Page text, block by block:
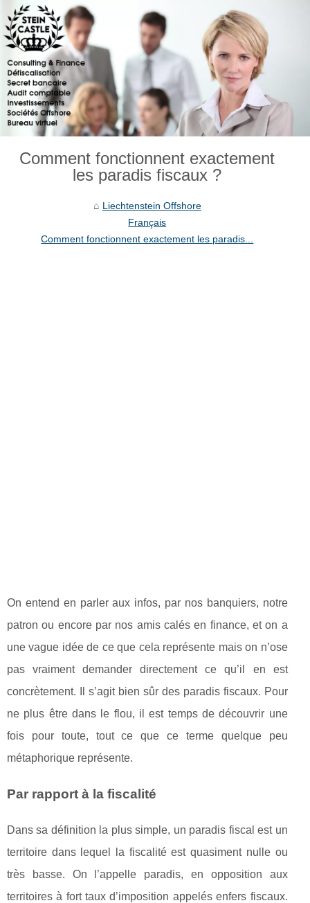
Comment fonctionnent exactement
les paradis fiscaux ?
Liechtenstein Offshore
Français
Comment fonctionnent exactement les paradis...
On entend en parler aux infos, par nos banquiers, notre
patron ou encore par nos amis calés en finance, et on a
une vague idée de ce que cela représente mais on n’ose
pas vraiment demander directement ce qu’il en est
concrètement. Il s’agit bien sûr des paradis fiscaux. Pour
ne plus être dans le flou, il est temps de découvrir une
fois pour toute, tout ce que ce terme quelque peu
métaphorique représente.
Par rapport à la fiscalité
Dans sa définition la plus simple, un paradis fiscal est un
territoire dans lequel la fiscalité est quasiment nulle ou
très basse. On l’appelle paradis, en opposition aux
territoires à fort taux d’imposition appelés enfers fiscaux.